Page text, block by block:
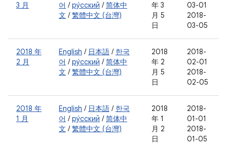
3 月
어 /ру́сский /简体中
文 /繁體中文 (台灣)
年 3
月 5
日
03-01
2018-
03-05
2018 年
2 月
English / 日本語 / 한국
어 /ру́сский /简体中
文 /繁體中文 (台灣)
2018
年 2
月 5
日
2018-
02-01
2018-
02-05
2018 年
1 月
English / 日本語 / 한국
어 /ру́сский /简体中
文 /繁體中文 (台灣)
2018
年 1
月 2
日
2018-
01-01
2018-
01-05